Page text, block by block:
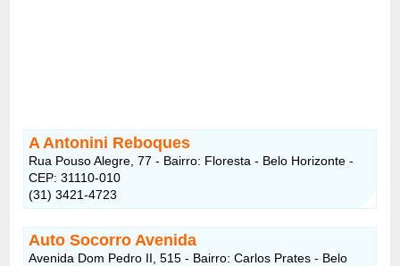
A Antonini Reboques
Rua Pouso Alegre, 77 - Bairro: Floresta - Belo Horizonte -
CEP: 31110-010
(31) 3421-4723
Auto Socorro Avenida
Avenida Dom Pedro II, 515 - Bairro: Carlos Prates - Belo